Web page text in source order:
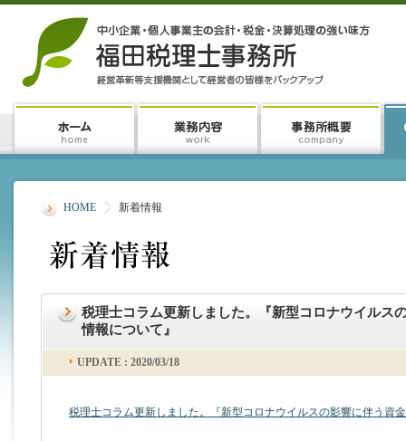
HOME 新着情報
税理士コラム更新しました。『新型コロナウイルス
情報について』
UPDATE : 2020/03/18
税理士コラム更新しました。『新型コロナウイルスの影響に伴う資